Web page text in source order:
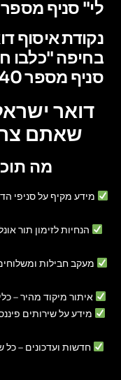
לי" סניף מספר 50
נקודת איסוף
בחיפה "כלבו
סניף מספר 40
דואר
שאתם
מה
מידע מקיף על סניפי
הנחיות לזימון תור
מעקב חבילות
איתור מיקוד מהיר–
מידע על שירותים
חדשות ועדכונים – כל